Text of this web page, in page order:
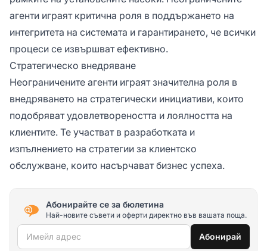
агенти играят критична роля в поддържането на
интегритета на системата и гарантирането, че всички
процеси се извършват ефективно.
Стратегическо внедряване
Неограничените агенти играят значителна роля в
внедряването на стратегически инициативи, които
подобряват удовлетвореността и лоялността на
клиентите. Те участват в разработката и
изпълнението на стратегии за клиентско
обслужване, които насърчават бизнес успеха.
Абонирайте се за бюлетина
Най-новите съвети и оферти директно във вашата поща.
Имейл адрес Абонирай